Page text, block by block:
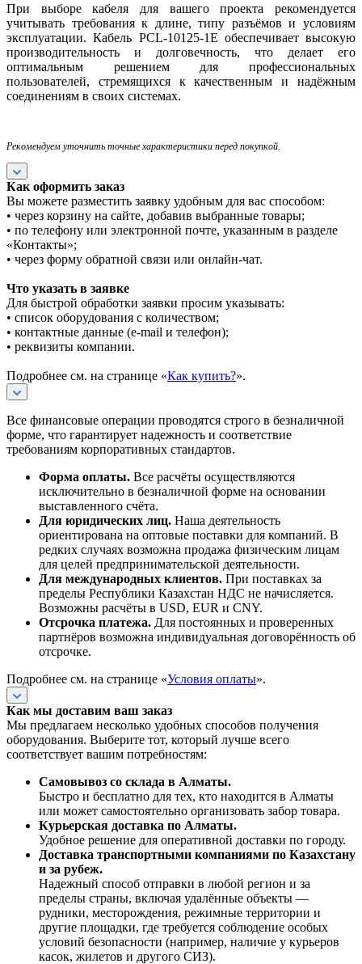
При выборе кабеля для вашего проекта рекомендуется
учитывать требования к длине, типу разъёмов и условиям
эксплуатации. Кабель PCL-10125-1E обеспечивает высокую
производительность и долговечность, что делает его
оптимальным решением для профессиональных
пользователей, стремящихся к качественным и надёжным
соединениям в своих системах.
Рекомендуем уточнить точные характеристики перед покупкой.
Как оформить заказ
Вы можете разместить заявку удобным для вас способом:
• через корзину на сайте, добавив выбранные товары;
• по телефону или электронной почте, указанным в разделе
«Контакты»;
• через форму обратной связи или онлайн-чат.
Что указать в заявке
Для быстрой обработки заявки просим указывать:
• список оборудования с количеством;
• контактные данные (e-mail и телефон);
• реквизиты компании.
Подробнее см. на странице «Как купить?».
Все финансовые операции проводятся строго в безналичной
форме, что гарантирует надежность и соответствие
требованиям корпоративных стандартов.
Форма оплаты. Все расчёты осуществляются
исключительно в безналичной форме на основании
выставленного счёта.
Для юридических лиц. Наша деятельность
ориентирована на оптовые поставки для компаний. В
редких случаях возможна продажа физическим лицам
для целей предпринимательской деятельности.
Для международных клиентов. При поставках за
пределы Республики Казахстан НДС не начисляется.
Возможны расчёты в USD, EUR и CNY.
Отсрочка платежа. Для постоянных и проверенных
партнёров возможна индивидуальная договорённость об
отсрочке.
Подробнее см. на странице «Условия оплаты».
Как мы доставим ваш заказ
Мы предлагаем несколько удобных способов получения
оборудования. Выберите тот, который лучше всего
соответствует вашим потребностям:
Самовывоз со склада в Алматы.
Быстро и бесплатно для тех, кто находится в Алматы
или может самостоятельно организовать забор товара.
Курьерская доставка по Алматы.
Удобное решение для оперативной доставки по городу.
Доставка транспортными компаниями по Казахстану
и за рубеж.
Надежный способ отправки в любой регион и за
пределы страны, включая удалённые объекты —
рудники, месторождения, режимные территории и
другие площадки, где требуется соблюдение особых
условий безопасности (например, наличие у курьеров
касок, жилетов и другого СИЗ).